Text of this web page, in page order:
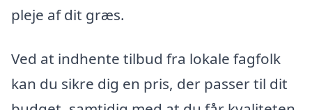
pleje af dit græs.
Ved at indhente tilbud fra lokale fagfolk
kan du sikre dig en pris, der passer til dit